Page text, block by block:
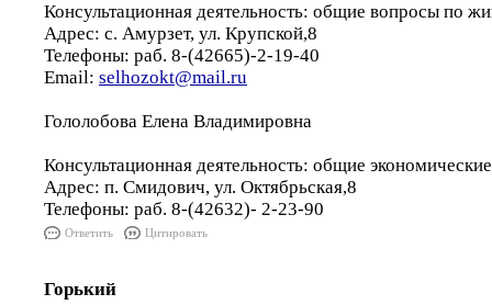
Консультационная деятельность: общие вопросы по
Адрес: с. Амурзет, ул. Крупской,8
Телефоны: раб. 8-(42665)-2-19-40
Email: selhozokt@mail.ru
Гололобова Елена Владимировна
Консультационная деятельность: общие
Адрес: п. Смидович, ул. Октябрьская,8
Телефоны: раб. 8-(42632)- 2-23-90
Ответить Цитировать
Горький